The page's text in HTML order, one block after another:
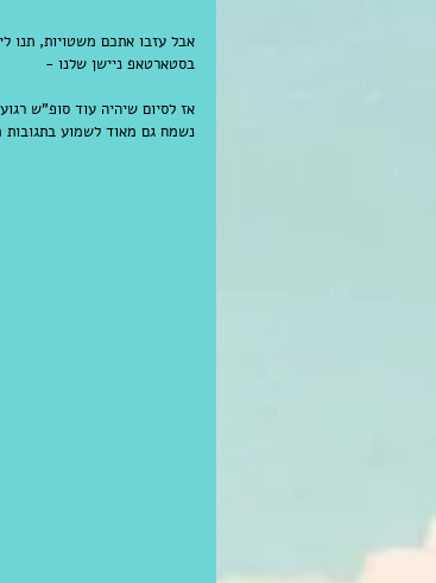
בסטארטאפ ניישן שלנו -
אז לסיום שיהיה עוד סופ"ש
נשמח גם מאוד לשמוע